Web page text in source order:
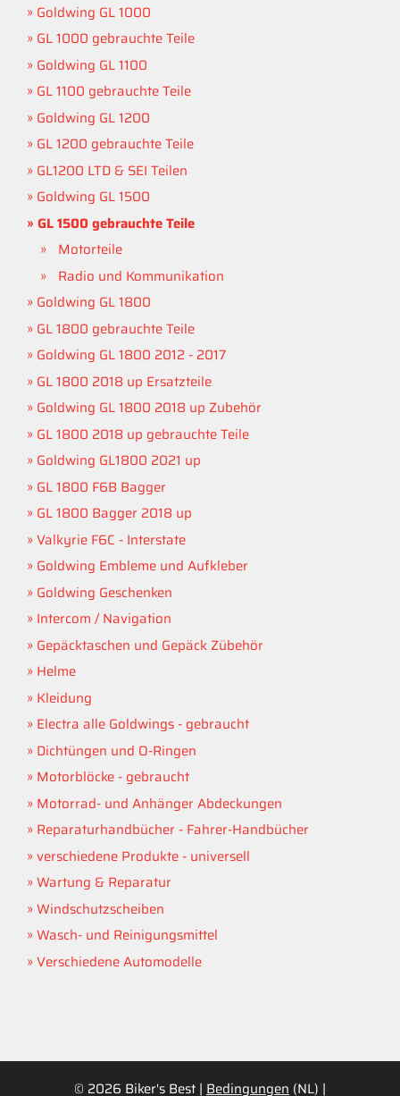
Goldwing GL 1000
GL 1000 gebrauchte Teile
Goldwing GL 1100
GL 1100 gebrauchte Teile
Goldwing GL 1200
GL 1200 gebrauchte Teile
GL1200 LTD & SEI Teilen
Goldwing GL 1500
GL 1500 gebrauchte Teile
Motorteile
Radio und Kommunikation
Goldwing GL 1800
GL 1800 gebrauchte Teile
Goldwing GL 1800 2012 - 2017
GL 1800 2018 up Ersatzteile
Goldwing GL 1800 2018 up Zubehör
GL 1800 2018 up gebrauchte Teile
Goldwing GL1800 2021 up
GL 1800 F6B Bagger
GL 1800 Bagger 2018 up
Valkyrie F6C - Interstate
Goldwing Embleme und Aufkleber
Goldwing Geschenken
Intercom / Navigation
Gepäcktaschen und Gepäck Zübehör
Helme
Kleidung
Electra alle Goldwings - gebraucht
Dichtüngen und O-Ringen
Motorblöcke - gebraucht
Motorrad- und Anhänger Abdeckungen
Reparaturhandbücher - Fahrer-Handbücher
verschiedene Produkte - universell
Wartung & Reparatur
Windschutzscheiben
Wasch- und Reinigungsmittel
Verschiedene Automodelle
© 2026 Biker's Best | Bedingungen (NL) |